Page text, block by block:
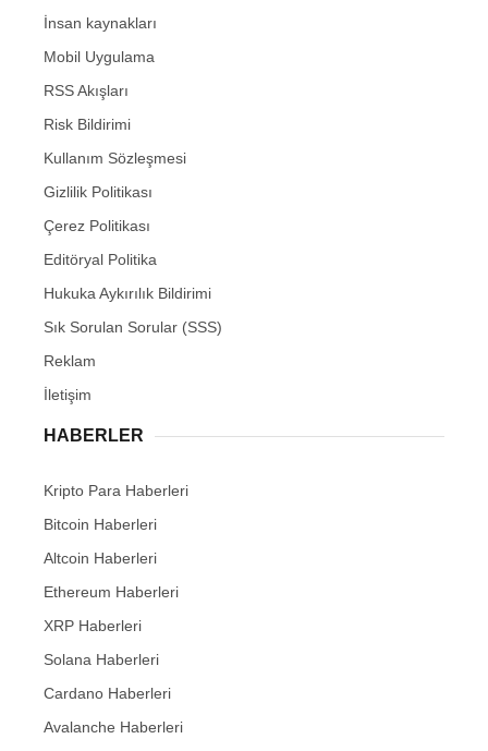
İnsan kaynakları
Mobil Uygulama
RSS Akışları
Risk Bildirimi
Kullanım Sözleşmesi
Gizlilik Politikası
Çerez Politikası
Editöryal Politika
Hukuka Aykırılık Bildirimi
Sık Sorulan Sorular (SSS)
Reklam
İletişim
HABERLER
Kripto Para Haberleri
Bitcoin Haberleri
Altcoin Haberleri
Ethereum Haberleri
XRP Haberleri
Solana Haberleri
Cardano Haberleri
Avalanche Haberleri